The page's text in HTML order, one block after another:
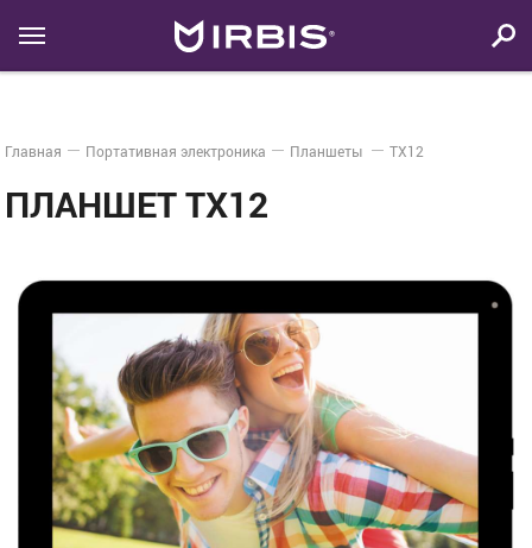
Главная Портативная электроника Планшеты TX12
ПЛАНШЕТ TX12